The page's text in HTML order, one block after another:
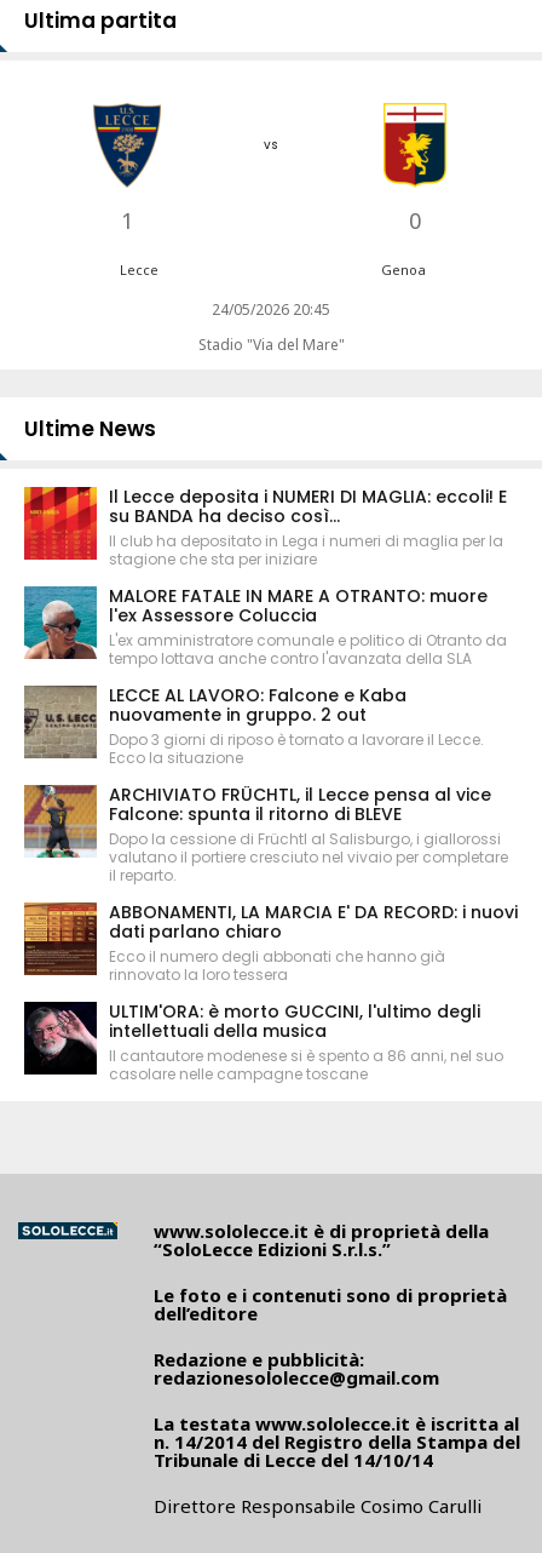
Ultima partita
1
vs
0
Lecce Genoa
24/05/2026 20:45
Stadio "Via del Mare"
Ultime News
Il Lecce deposita i NUMERI DI MAGLIA: eccoli! E
su BANDA ha deciso così...
Il club ha depositato in Lega i numeri di maglia per la
stagione che sta per iniziare
MALORE FATALE IN MARE A OTRANTO: muore
l'ex Assessore Coluccia
L'ex amministratore comunale e politico di Otranto da
tempo lottava anche contro l'avanzata della SLA
LECCE AL LAVORO: Falcone e Kaba
nuovamente in gruppo. 2 out
Dopo 3 giorni di riposo è tornato a lavorare il Lecce.
Ecco la situazione
ARCHIVIATO FRÜCHTL, il Lecce pensa al vice
Falcone: spunta il ritorno di BLEVE
Dopo la cessione di Früchtl al Salisburgo, i giallorossi
valutano il portiere cresciuto nel vivaio per completare
il reparto.
ABBONAMENTI, LA MARCIA E' DA RECORD: i nuovi
dati parlano chiaro
Ecco il numero degli abbonati che hanno già
rinnovato la loro tessera
ULTIM'ORA: è morto GUCCINI, l'ultimo degli
intellettuali della musica
Il cantautore modenese si è spento a 86 anni, nel suo
casolare nelle campagne toscane
www.sololecce.it è di proprietà della
“SoloLecce Edizioni S.r.l.s.”
Le foto e i contenuti sono di proprietà
dell’editore
Redazione e pubblicità:
redazionesololecce@gmail.com
La testata www.sololecce.it è iscritta al
n. 14/2014 del Registro della Stampa del
Tribunale di Lecce del 14/10/14
Direttore Responsabile Cosimo Carulli